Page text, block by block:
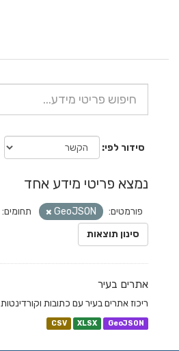
סידור לפי
נמצא פריטי מידע אחד
פורמטים: GeoJSON תחומים:
סינון תוצאות
אתרים בעיר
ריכוז אתרים בעיר עם כתובות וקורדינטות
CSV XLSX GeoJSON